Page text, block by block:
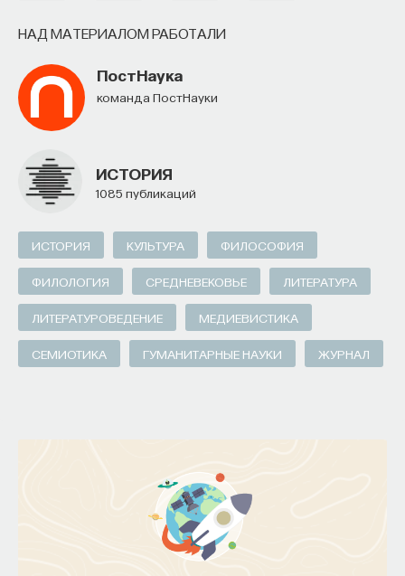
НАД МАТЕРИАЛОМ РАБОТАЛИ
ПостНаука
команда ПостНауки
ИСТОРИЯ
1085 публикаций
ИСТОРИЯ КУЛЬТУРА ФИЛОСОФИЯ
ФИЛОЛОГИЯ СРЕДНЕВЕКОВЬЕ ЛИТЕРАТУРА
ЛИТЕРАТУРОВЕДЕНИЕ МЕДИЕВИСТИКА
СЕМИОТИКА ГУМАНИТАРНЫЕ НАУКИ ЖУРНАЛ